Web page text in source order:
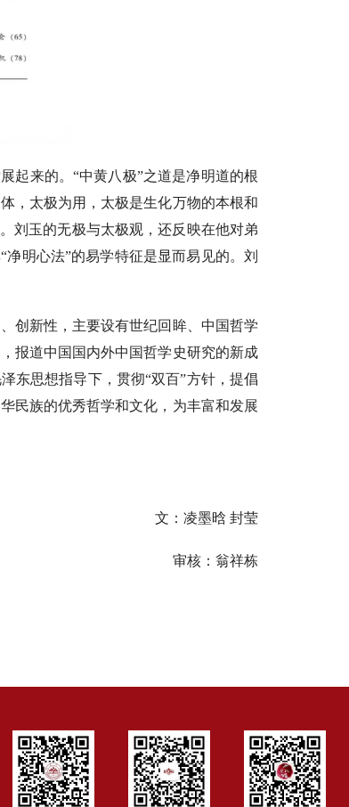
起来的。“中黄八极”之道是净明道的根
，太极为用，太极是生化万物的本根和
刘玉的无极与太极观，还反映在他对弟
明心法”的易学特征是显而易见的。刘
创新性，主要设有世纪回眸、中国哲学
报道中国国内外中国哲学史研究的新成
东思想指导下，贯彻“双百”方针，提倡
民族的优秀哲学和文化，为丰富和发展
文：凌墨晗 封莹
审核：翁祥栋